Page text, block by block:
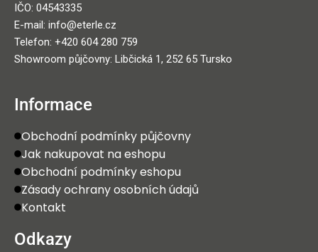
IČO: 04543335
E-mail: info@eterle.cz
Telefon: +420 604 280 759
Showroom půjčovny: Libčická 1, 252 65 Tursko
Informace
Obchodní podmínky půjčovny
Jak nakupovat na eshopu
Obchodní podmínky eshopu
Zásady ochrany osobních údajů
Kontakt
Odkazy